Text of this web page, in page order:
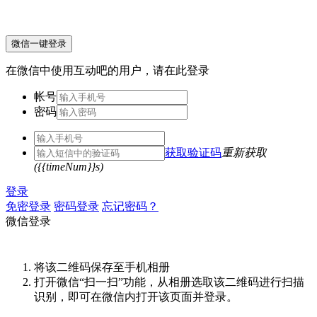
微信一键登录
在微信中使用互动吧的用户，请在此登录
帐号
密码
获取验证码重新获取
({{timeNum}}s)
登录
免密登录 密码登录 忘记密码？
微信登录
将该二维码保存至手机相册
打开微信“扫一扫”功能，从相册选取该二维码进行扫描
识别，即可在微信内打开该页面并登录。